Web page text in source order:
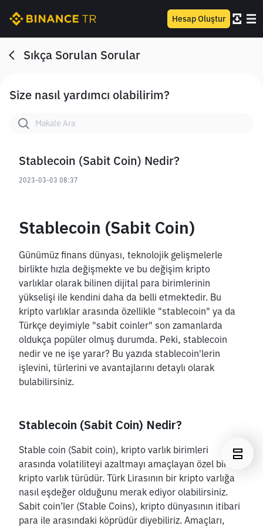
Hesap Oluştur
Sıkça Sorulan Sorular
Size nasıl yardımcı olabilirim?
Stablecoin (Sabit Coin) Nedir?
2023-03-03 08:37
Stablecoin (Sabit Coin)
Günümüz finans dünyası, teknolojik gelişmelerle
birlikte hızla değişmekte ve bu değişim kripto
varlıklar olarak bilinen dijital para birimlerinin
yükselişi ile kendini daha da belli etmektedir. Bu
kripto varlıklar arasında özellikle "stablecoin" ya da
Türkçe deyimiyle "sabit coinler" son zamanlarda
oldukça popüler olmuş durumda. Peki, stablecoin
nedir ve ne işe yarar? Bu yazıda stablecoin'lerin
işlevini, türlerini ve avantajlarını detaylı olarak
bulabilirsiniz.
Stablecoin (Sabit Coin) Nedir?
Stable coin (Sabit coin), kripto varlık birimleri
arasında volatiliteyi azaltmayı amaçlayan özel bir
kripto varlık türüdür. Türk Lirasının bir kripto varlığa
nasıl eşdeğer olduğunu merak ediyor olabilirsiniz.
Sabit coin’ler (Stable Coins), kripto dünyasının itibari
para ile arasındaki köprüdür diyebiliriz. Amaçları,